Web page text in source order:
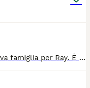
Purtroppo siamo costretti a cercare una nuova famiglia per Ray. ​È un cane fantastico, pieno di energia e con un cuore enorme. Ama stare con le persone, è molto affettuoso e ha tanta voglia di giocare e fare attività. Essendo un Amstaff, ha bisogno di una guida sicura, di presenza e di movimento quotidiano. ​Per il suo bene, siamo affiancati da dei volontari che ci aiutano in questo percorso. ​Cosa cerchiamo per lui: Una famiglia responsabile, magari con esperienza con la razza, che lo accolga come un vero membro della famiglia. ​Si trova in Provincia Rovigo. Se pensi di poter essere la persona giusta per lui e vuoi conoscerlo, scrivimi su WhatsApp 3515434967